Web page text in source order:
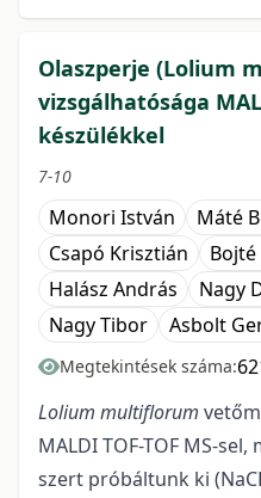
Olaszperje (Lolium
vizsgálhatósága
készülékkel
7-10
Monori István Máté
Csapó Krisztián
Bojté
Halász András
Nagy
Nagy Tibor
Asbolt
Megtekintések száma:
Lolium multiflorum
MALDI TOF-TOF MS-
szert próbáltunk ki